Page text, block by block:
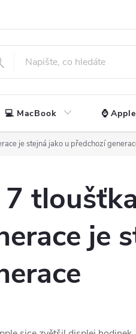
💻 MacBook ⌚
je stejná jako u předchozí
je